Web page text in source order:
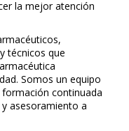
la mejor atención
técnicos que
Somos un equipo
continuada
asesoramiento a